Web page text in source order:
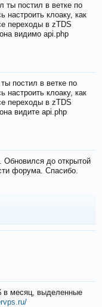
ты постил в ветке по
настроить клоаку, как
переходы в zTDS
видимо api.php
постил в ветке по
настроить клоаку, как
переходы в zTDS
видите api.php
Обновился до открытой
форума. Спасибо.
в месяц, выделенные